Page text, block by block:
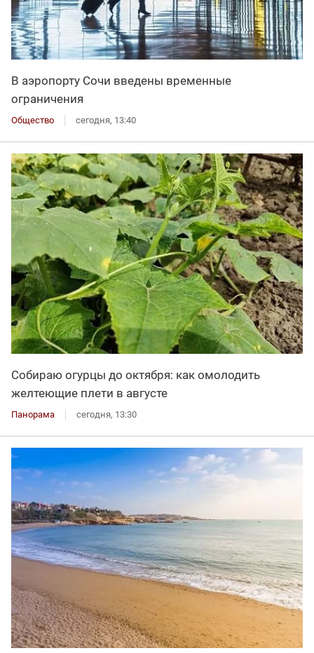
В аэропорту Сочи введены временные
ограничения
Общество сегодня, 13:40
Собираю огурцы до октября: как омолодить
желтеющие плети в августе
Панорама сегодня, 13:30